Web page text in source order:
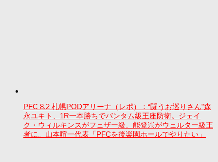
PFC 8.2 札幌PODアリーナ（レポ）：“闘うお巡りさん”森
永ユキト、1R一本勝ちでバンタム級王座防衛。ジェイ
ク・ウィルキンスがフェザー級、能登崇がウェルター級王
者に。山本喧一代表「PFCを後楽園ホールでやりたい」